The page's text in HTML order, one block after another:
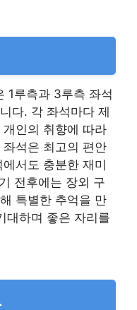
1루측과 3루측 좌석
다. 각 좌석마다 제
인의 취향에 따라
석은 최고의 편안
서도 충분한 재미
전후에는 장외 구
특별한 추억을 만
대하며 좋은 자리를